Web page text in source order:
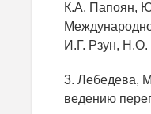
К.А. Папоян,
И.Г. Рзун, Н.О.
3. Лебедева,
ведению